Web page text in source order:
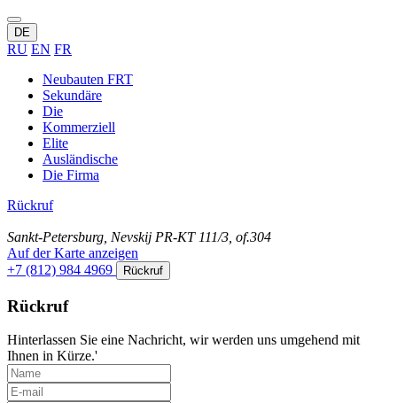
DE
RU EN FR
Neubauten FRT
Sekundäre
Die
Kommerziell
Elite
Ausländische
Die Firma
Rückruf
Sankt-Petersburg, Nevskij PR-KT 111/3, of.304
Auf der Karte anzeigen
+7 (812) 984 4969
Rückruf
Rückruf
Hinterlassen Sie eine Nachricht, wir werden uns umgehend mit
Ihnen in Kürze.'